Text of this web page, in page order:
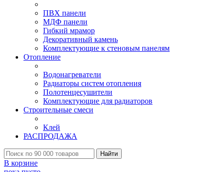
ПВХ панели
МДФ панели
Гибкий мрамор
Декоративный камень
Комплектующие к стеновым панелям
Отопление
Водонагреватели
Радиаторы систем отопления
Полотенцесушители
Комплектующие для радиаторов
Строительные смеси
Клей
РАСПРОДАЖА
Найти
В корзине